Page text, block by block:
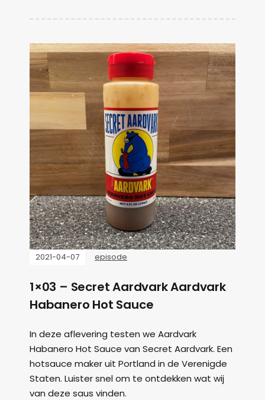
2021-04-07 episode
1×03 – Secret Aardvark Aardvark
Habanero Hot Sauce
In deze aflevering testen we Aardvark
Habanero Hot Sauce van Secret Aardvark. Een
hotsauce maker uit Portland in de Verenigde
Staten. Luister snel om te ontdekken wat wij
van deze saus vinden.